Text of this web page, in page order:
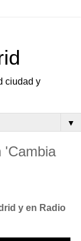
ciudad y
▼
'Cambia
y en Radio